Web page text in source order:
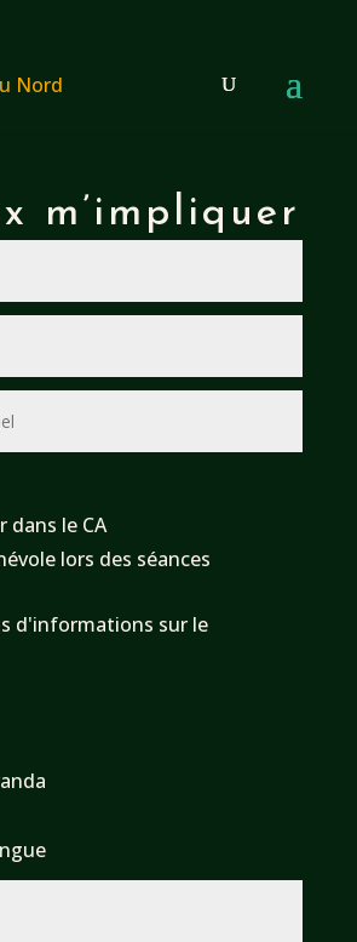
m’impliquer
dans le CA
lors des séances
d'informations sur le